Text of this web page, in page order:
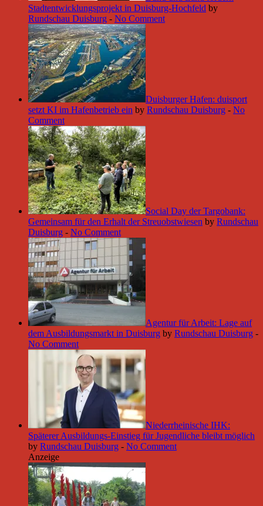
Stadtentwicklungsprojekt in Duisburg-Hochfeld by
Rundschau Duisburg - No Comment
Duisburger Hafen: duisport
setzt KI im Hafenbetrieb ein by Rundschau Duisburg - No
Comment
Social Day der Targobank:
Gemeinsam für den Erhalt der Streuobstwiesen by Rundschau
Duisburg - No Comment
Agentur für Arbeit: Lage auf
dem Ausbildungsmarkt in Duisburg by Rundschau Duisburg -
No Comment
Niederrheinische IHK:
Späterer Ausbildungs-Einstieg für Jugendliche bleibt möglich
by Rundschau Duisburg - No Comment
Anzeige